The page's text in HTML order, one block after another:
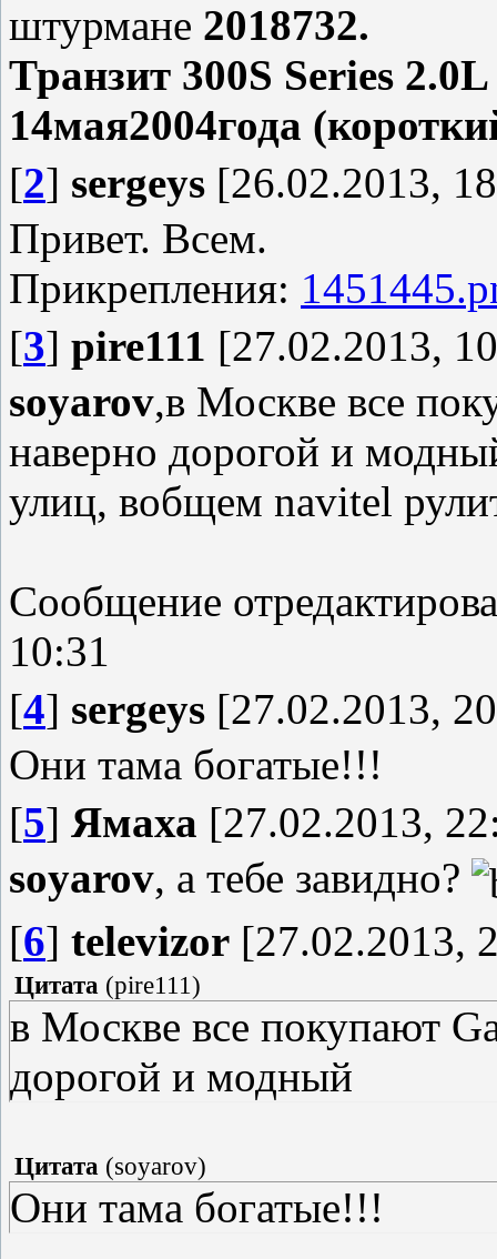
штурмане 2018732.
Транзит 300S Series
14мая2004года
[2] sergeys [26.02.2013,
Привет. Всем.
Прикрепления:
[3] pire111 [27.02.2013,
soyarov,в Москве все
наверно дорогой и
улиц, вобщем navitel
Сообщение
10:31
[4] sergeys [27.02.2013,
Они тама богатые!!!
[5] Ямаха [27.02.2013,
soyarov, а тебе завидно?
[6] televizor [27.02.2013,
Цитата (pire111)
в Москве все покупают
дорогой и модный
Цитата (soyarov)
Они тама богатые!!!